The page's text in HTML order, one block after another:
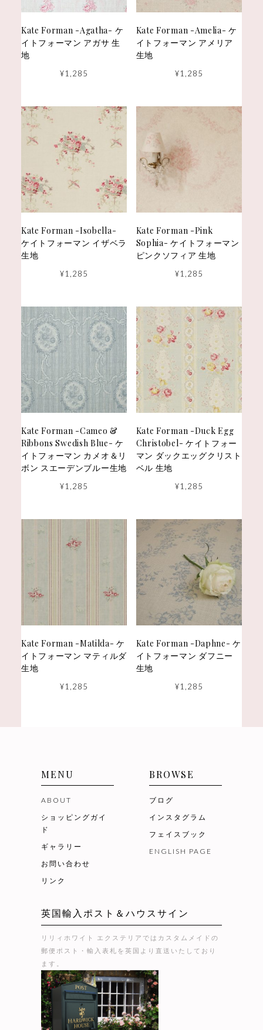
Kate Forman -Agatha- ケ
イトフォーマン アガサ 生
地
¥1,285
Kate Forman -Amelia- ケ
イトフォーマン アメリア
生地
¥1,285
Kate Forman -Isobella-
ケイトフォーマン イザベラ
生地
¥1,285
Kate Forman -Pink
Sophia- ケイトフォーマン
ピンクソフィア 生地
¥1,285
Kate Forman -Cameo &
Ribbons Swedish Blue- ケ
イトフォーマン カメオ＆リ
ボン スエーデンブルー生地
¥1,285
Kate Forman -Duck Egg
Christobel- ケイトフォー
マン ダックエッグクリスト
ベル 生地
¥1,285
Kate Forman -Matilda- ケ
イトフォーマン マティルダ
生地
¥1,285
Kate Forman -Daphne- ケ
イトフォーマン ダフニー
生地
¥1,285
MENU
ABOUT
ショッピングガイ
ド
ギャラリー
お問い合わせ
リンク
BROWSE
ブログ
インスタグラム
フェイスブック
ENGLISH PAGE
英国輸入ポスト＆ハウスサイン
リリィホワイト エクステリアではカスタムメイドの
郵便ポスト・輸入表札を英国より直送いたしており
ます。